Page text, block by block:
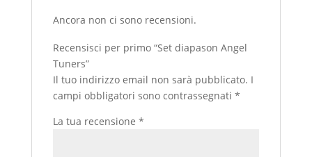
Ancora non ci sono recensioni.
Recensisci per primo “Set diapason Angel
Tuners”
Il tuo indirizzo email non sarà pubblicato. I
campi obbligatori sono contrassegnati *
La tua recensione *